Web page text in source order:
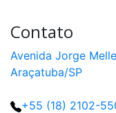
Contato
Avenida Jorge
Araçatuba/SP
+55 (18) 2102-